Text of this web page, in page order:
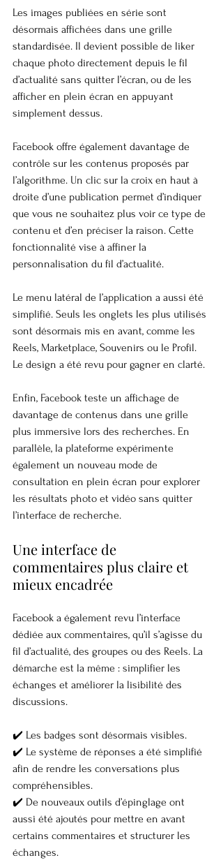
Les images publiées en série sont
désormais affichées dans une grille
standardisée. Il devient possible de liker
chaque photo directement depuis le fil
d’actualité sans quitter l’écran, ou de les
afficher en plein écran en appuyant
simplement dessus.
Facebook offre également davantage de
contrôle sur les contenus proposés par
l’algorithme. Un clic sur la croix en haut à
droite d’une publication permet d’indiquer
que vous ne souhaitez plus voir ce type de
contenu et d’en préciser la raison. Cette
fonctionnalité vise à affiner la
personnalisation du fil d’actualité.
Le menu latéral de l’application a aussi été
simplifié. Seuls les onglets les plus utilisés
sont désormais mis en avant, comme les
Reels, Marketplace, Souvenirs ou le Profil.
Le design a été revu pour gagner en clarté.
Enfin, Facebook teste un affichage de
davantage de contenus dans une grille
plus immersive lors des recherches. En
parallèle, la plateforme expérimente
également un nouveau mode de
consultation en plein écran pour explorer
les résultats photo et vidéo sans quitter
l’interface de recherche.
Une interface de
commentaires plus claire et
mieux encadrée
Facebook a également revu l’interface
dédiée aux commentaires, qu’il s’agisse du
fil d’actualité, des groupes ou des Reels. La
démarche est la même : simplifier les
échanges et améliorer la lisibilité des
discussions.
✔️ Les badges sont désormais visibles.
✔️ Le système de réponses a été simplifié
afin de rendre les conversations plus
compréhensibles.
✔️ De nouveaux outils d’épinglage ont
aussi été ajoutés pour mettre en avant
certains commentaires et structurer les
échanges.